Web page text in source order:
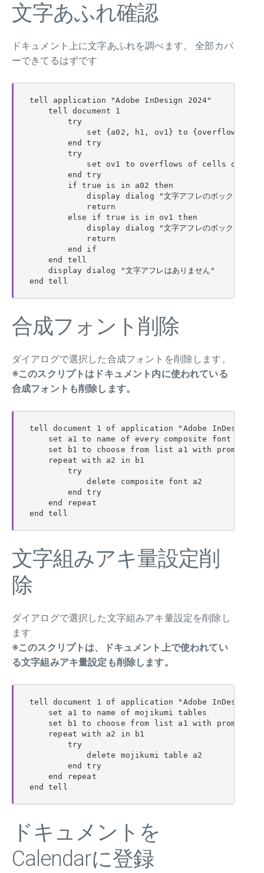
文字あふれ確認
ドキュメント上に文字あふれを調べます。 全部カバ
ーできてるはずです
tell application "Adobe InDesign 2024"
    tell document 1
        try
set {a02, h1, ov1} to {overflows of
        end try
        try
set ov1 to overflows of cells of
        end try
        if true is in a02 then
display dialog "文字アフレのボックスがあり
            return
        else if true is in ov1 then
display dialog "文字アフレのボックスがあり
            return
        end if
    end tell
    display dialog "文字アフレはありません"
end tell
合成フォント削除
ダイアログで選択した合成フォントを削除します。
※このスクリプトはドキュメント内に使われている
合成フォントも削除します。
tell document 1 of application "Adobe InDesign
    set a1 to name of every composite font
set b1 to choose from list a1 with prompt "削
    repeat with a2 in b1
        try
            delete composite font a2
        end try
    end repeat
end tell
文字組みアキ量設定削
除
ダイアログで選択した文字組みアキ量設定を削除し
ます
※このスクリプトは、ドキュメント上で使われてい
る文字組みアキ量設定も削除します。
tell document 1 of application "Adobe InDesign
    set a1 to name of mojikumi tables
set b1 to choose from list a1 with prompt "削
    repeat with a2 in b1
        try
            delete mojikumi table a2
        end try
    end repeat
end tell
ドキュメントを
Calendarに登録